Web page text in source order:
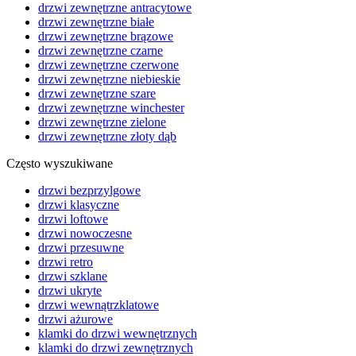
drzwi zewnętrzne antracytowe
drzwi zewnętrzne białe
drzwi zewnętrzne brązowe
drzwi zewnętrzne czarne
drzwi zewnętrzne czerwone
drzwi zewnętrzne niebieskie
drzwi zewnętrzne szare
drzwi zewnętrzne winchester
drzwi zewnętrzne zielone
drzwi zewnętrzne złoty dąb
Często wyszukiwane
drzwi bezprzylgowe
drzwi klasyczne
drzwi loftowe
drzwi nowoczesne
drzwi przesuwne
drzwi retro
drzwi szklane
drzwi ukryte
drzwi wewnątrzklatowe
drzwi ażurowe
klamki do drzwi wewnętrznych
klamki do drzwi zewnętrznych